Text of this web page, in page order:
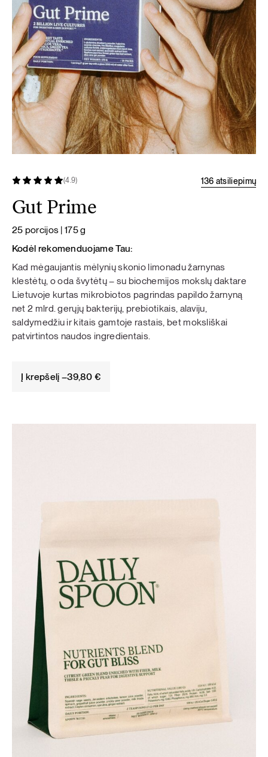
(4.9) 136 atsiliepimų
Gut Prime
25 porcijos | 175 g
Kodėl rekomenduojame Tau:
Kad mėgaujantis mėlynių skonio limonadu žarnynas
klestėtų, o oda švytėtų – su biochemijos mokslų daktare
Lietuvoje kurtas mikrobiotos pagrindas papildo žarnyną
net 2 mlrd. gerųjų bakterijų, prebiotikais, alaviju,
saldymedžiu ir kitais gamtoje rastais, bet moksliškai
patvirtintos naudos ingredientais.
Į krepšelį –39,80€